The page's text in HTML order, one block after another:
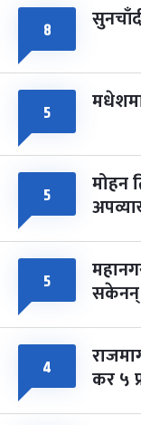
८
५
५ मोहन
५ सकेनन्
४ कर ५